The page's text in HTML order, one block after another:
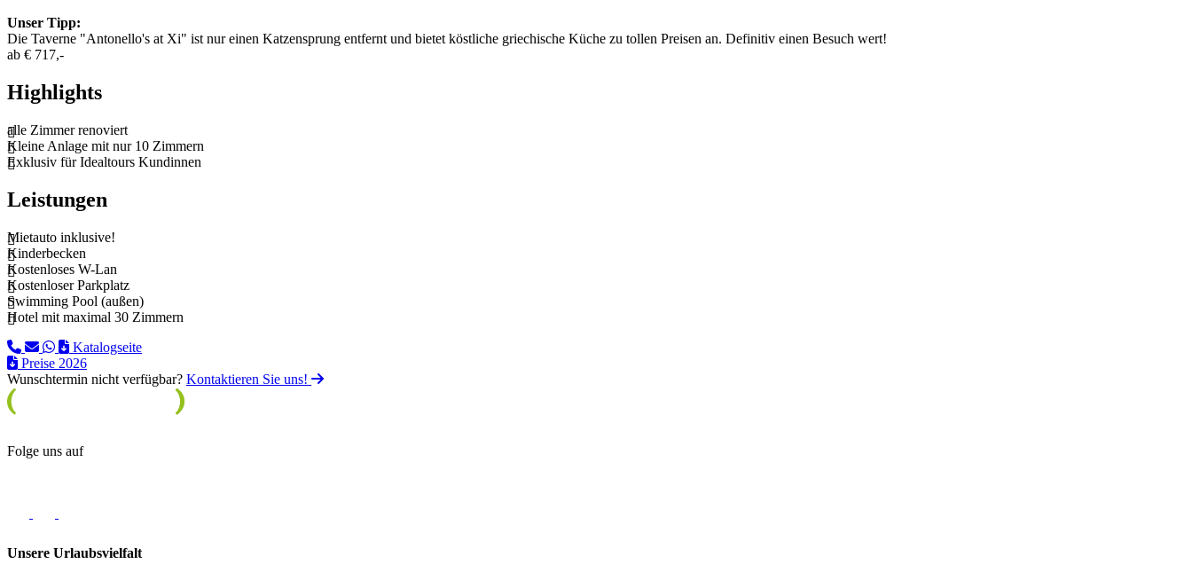
Unser Tipp:
Die Taverne "Antonello's at Xi" ist nur einen Katzensprung entfernt und bietet köstliche griechische Küche zu tollen Preisen an. Definitiv einen Besuch wert!
ab € 717,-
Highlights
alle Zimmer renoviert
Kleine Anlage mit nur 10 Zimmern
Exklusiv für Idealtours Kundinnen
Leistungen
Mietauto inklusive!
Kinderbecken
Kostenloses W-Lan
Kostenloser Parkplatz
Swimming Pool (außen)
Hotel mit maximal 30 Zimmern
Katalogseite
Preise 2026
Wunschtermin nicht verfügbar? Kontaktieren Sie uns!
Folge uns auf
Unsere Urlaubsvielfalt